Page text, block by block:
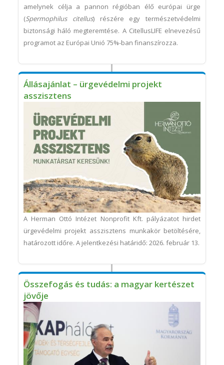
amelynek célja a pannon régióban élő európai ürge
(Spermophilus citellus) részére egy természetvédelmi
biztonsági háló megteremtése. A CitellusLIFE elnevezésű
programot az Európai Unió 75%-ban finanszírozza.
Állásajánlat – ürgevédelmi projekt
asszisztens
A Herman Ottó Intézet Nonprofit Kft. pályázatot hirdet
ürgevédelmi projekt asszisztens munkakör betöltésére,
határozott időre. A jelentkezési határidő: 2026. február 13.
Összefogás és tudás: a magyar kertészet
jövője